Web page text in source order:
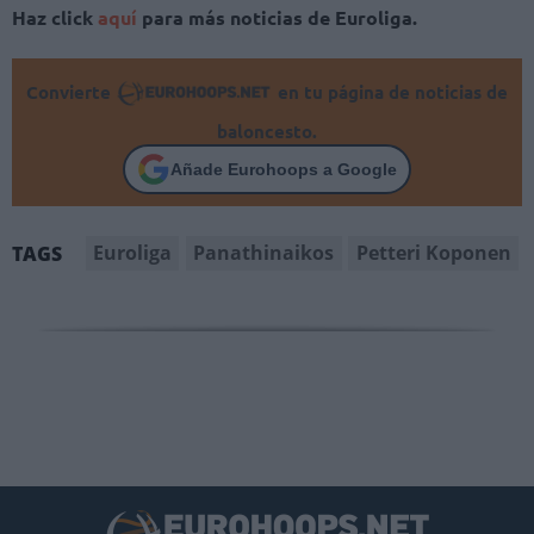
Haz click aquí para más noticias de Euroliga.
Convierte
en tu página de noticias de
baloncesto.
Añade Eurohoops a Google
TAGS Euroliga Panathinaikos Petteri Koponen